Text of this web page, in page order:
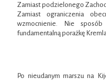
Zamiast podzielonego
Zamiast ograniczenia
wzmocnienie. Nie
fundamentalną porażkę
Po nieudanym marszu na